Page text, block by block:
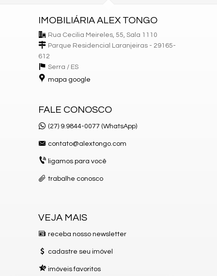
IMOBILIÁRIA ALEX TONGO
Rua Cecilia Meireles, 55, Sala 1110
Parque Residencial Laranjeiras - 29165-
612
Serra / ES
mapa google
FALE CONOSCO
(27) 9.9844-0077 (WhatsApp)
contato@alextongo.com
ligamos para você
trabalhe conosco
VEJA MAIS
receba nosso newsletter
cadastre seu imóvel
imóveis favoritos